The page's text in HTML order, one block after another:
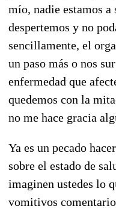
mío, nadie estamos a
despertemos y no
sencillamente, el
un paso más o nos
enfermedad que
quedemos con la
no me hace gracia
Ya es un pecado
sobre el estado de
imaginen ustedes lo
vomitivos